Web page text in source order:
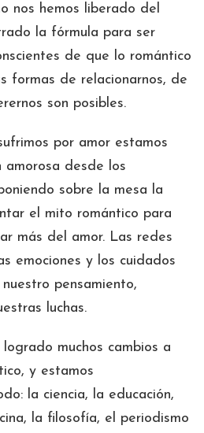
nos hemos liberado del
la fórmula para ser
de que lo romántico
formas de relacionarnos, de
son posibles.
por amor estamos
amorosa desde los
sobre la mesa la
el mito romántico para
más del amor. Las redes
emociones y los cuidados
pensamiento,
luchas.
muchos cambios a
y estamos
la ciencia, la educación,
la filosofía, el periodismo